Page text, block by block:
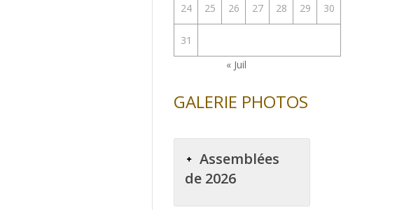
24 25 26 27 28 29 30
31
« Juil
GALERIE PHOTOS
Assemblées
de 2026